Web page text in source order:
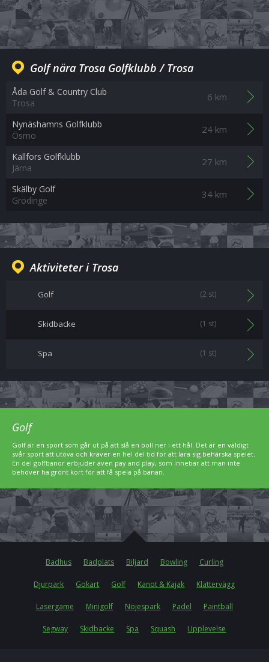
Golf nära Trosa Golfklubb / Trosa
Åda Golf & Country Club
Trosa
6 km
Nynäshamns Golfklubb
Ösmo
24 km
Kallfors Golfklubb
Järna
27 km
Skälby Golf
Grödinge
34 km
Aktiviteter i Trosa
Golf (2 st)
Skidbacke (1 st)
Spa (1 st)
Golf
Golf är en sport som går ut på att slå en boll ner i ett hål. Det är en väldigt
svår sport att utöva och kräver en hel del tid för att lära sig behärska spelet.
En del golfbanor erbjuder även pay and play, som innebär att man inte
behöver ha grönt kort för att få spela på banan.
Badhus Badplats Biljard Bowling Curling
Djurpark Gokart Golf Kanot & Kajak Klättervägg
Lasergame Minigolf Nöjespark Padel Paintball
Segway Skidbacke Spa Squash Upplevelse